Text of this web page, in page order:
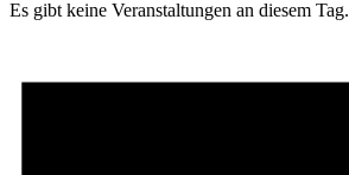
Es gibt keine Veranstaltungen an diesem Tag.